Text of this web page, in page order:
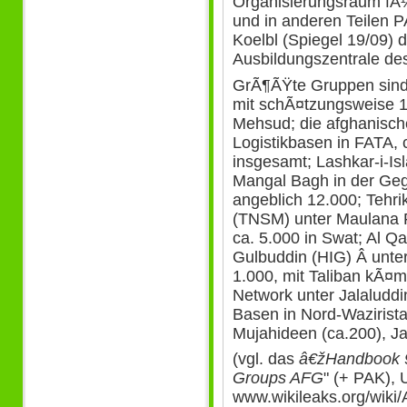
und in anderen Teilen
Koelbl (Spiegel 19/09)
Ausbildungszentrale
GrÃ¶ÃŸte Gruppen
mit schÃ¤tzungsweise
Mehsud; die
Logistikbasen in FATA,
insgesamt; Lashkar-i-
Mangal Bagh in der
angeblich 12.000;
(TNSM) unter Maulana
ca. 5.000 in Swat; Al
Gulbuddin (HIG) Â
1.000, mit Taliban
Network unter
Basen in Nord-
Mujahideen (ca.200),
(vgl. das â€žHandbook
Groups AFG" (+ PAK),
www.wikileaks.org/